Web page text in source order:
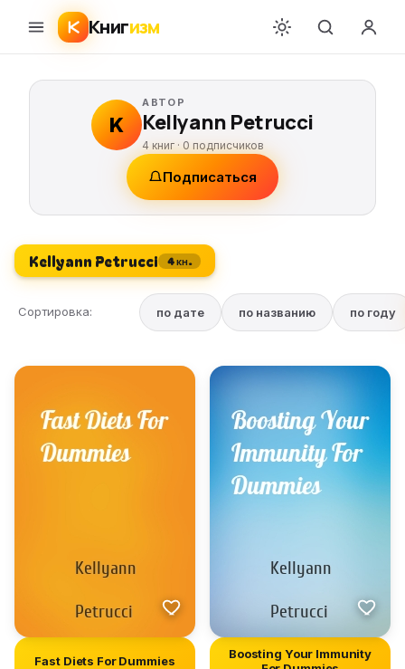
Книгизм
K
АВТОР
Kellyann Petrucci
4 книг ·0 подписчиков
Подписаться
Kellyann Petrucci 4 кн.
Сортировка: по дате по названию по году
Fast Diets For Dummies
Boosting Your Immunity